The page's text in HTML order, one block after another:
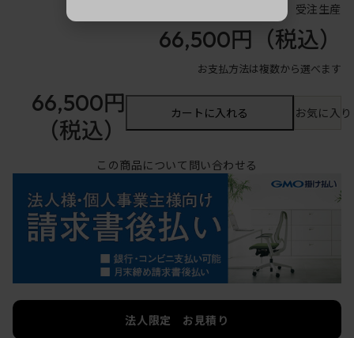
受注生産
66,500円 （税込）
お支払方法は複数から選べます
66,500円
（税込）
カートに入れる お気に入
この商品について問い合わせる
法人限定 お見積り